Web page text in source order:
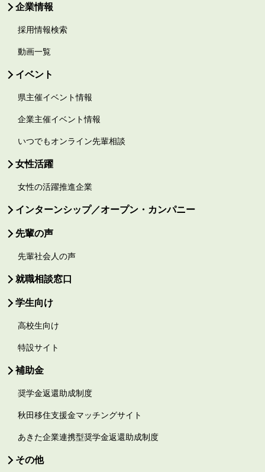
企業情報
採用情報検索
動画一覧
イベント
県主催イベント情報
企業主催イベント情報
いつでもオンライン先輩相談
女性活躍
女性の活躍推進企業
インターンシップ／オープン・カンパニー
先輩の声
先輩社会人の声
就職相談窓口
学生向け
高校生向け
特設サイト
補助金
奨学金返還助成制度
秋田移住支援金マッチングサイト
あきた企業連携型奨学金返還助成制度
その他